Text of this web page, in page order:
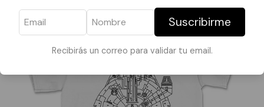
Suscribirme
Recibirás un correo para validar tu email.